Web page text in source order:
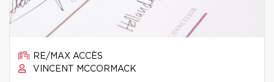
RE/MAX ACCÈS
VINCENT MCCORMACK